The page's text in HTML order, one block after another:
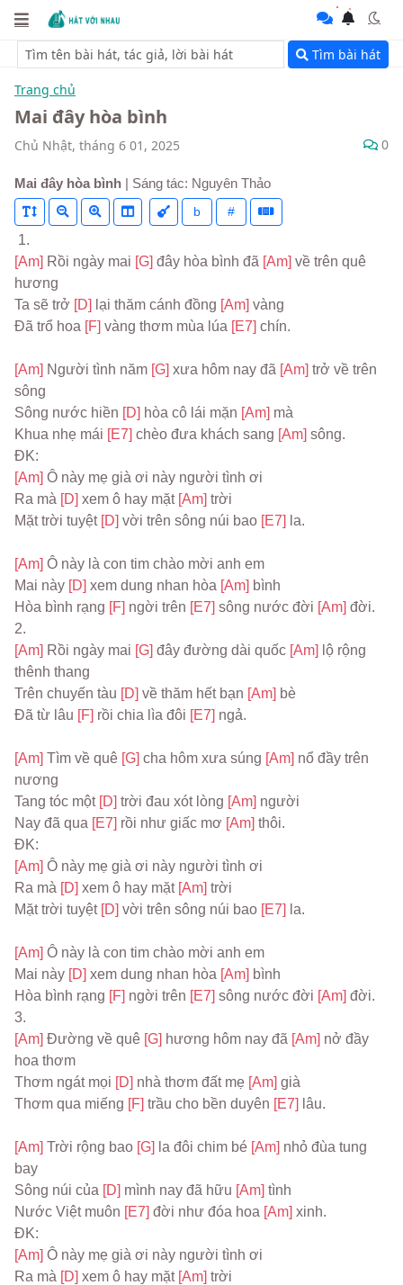
Tìm bài hát
Trang chủ
Mai đây hòa bình
Chủ Nhật, tháng 6 01, 2025 0
Mai đây hòa bình | Sáng tác: Nguyên Thảo
b #
1.
[Am] Rồi ngày mai [G] đây hòa bình đã [Am] về trên quê
hương
Ta sẽ trở [D] lại thăm cánh đồng [Am] vàng
Đã trổ hoa [F] vàng thơm mùa lúa [E7] chín.
[Am] Người tình năm [G] xưa hôm nay đã [Am] trở về trên
sông
Sông nước hiền [D] hòa cô lái mặn [Am] mà
Khua nhẹ mái [E7] chèo đưa khách sang [Am] sông.
ĐK:
[Am] Ô này mẹ già ơi này người tình ơi
Ra mà [D] xem ô hay mặt [Am] trời
Mặt trời tuyệt [D] vời trên sông núi bao [E7] la.
[Am] Ô này là con tim chào mời anh em
Mai này [D] xem dung nhan hòa [Am] bình
Hòa bình rạng [F] ngời trên [E7] sông nước đời [Am] đời.
2.
[Am] Rồi ngày mai [G] đây đường dài quốc [Am] lộ rộng
thênh thang
Trên chuyến tàu [D] về thăm hết bạn [Am] bè
Đã từ lâu [F] rồi chia lìa đôi [E7] ngả.
[Am] Tìm về quê [G] cha hôm xưa súng [Am] nổ đầy trên
nương
Tang tóc một [D] trời đau xót lòng [Am] người
Nay đã qua [E7] rồi như giấc mơ [Am] thôi.
ĐK:
[Am] Ô này mẹ già ơi này người tình ơi
Ra mà [D] xem ô hay mặt [Am] trời
Mặt trời tuyệt [D] vời trên sông núi bao [E7] la.
[Am] Ô này là con tim chào mời anh em
Mai này [D] xem dung nhan hòa [Am] bình
Hòa bình rạng [F] ngời trên [E7] sông nước đời [Am] đời.
3.
[Am] Đường về quê [G] hương hôm nay đã [Am] nở đầy
hoa thơm
Thơm ngát mọi [D] nhà thơm đất mẹ [Am] già
Thơm qua miếng [F] trầu cho bền duyên [E7] lâu.
[Am] Trời rộng bao [G] la đôi chim bé [Am] nhỏ đùa tung
bay
Sông núi của [D] mình nay đã hữu [Am] tình
Nước Việt muôn [E7] đời như đóa hoa [Am] xinh.
ĐK:
[Am] Ô này mẹ già ơi này người tình ơi
Ra mà [D] xem ô hay mặt [Am] trời